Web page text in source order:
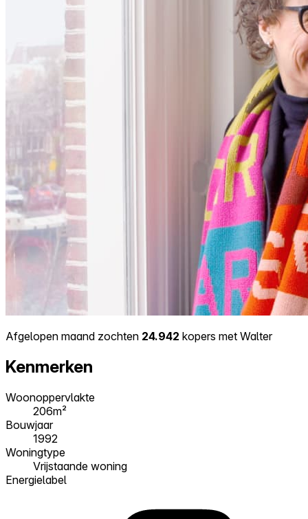
Afgelopen maand zochten 24.942 kopers met Walter
Kenmerken
Woonoppervlakte
206m²
Bouwjaar
1992
Woningtype
Vrijstaande woning
Energielabel